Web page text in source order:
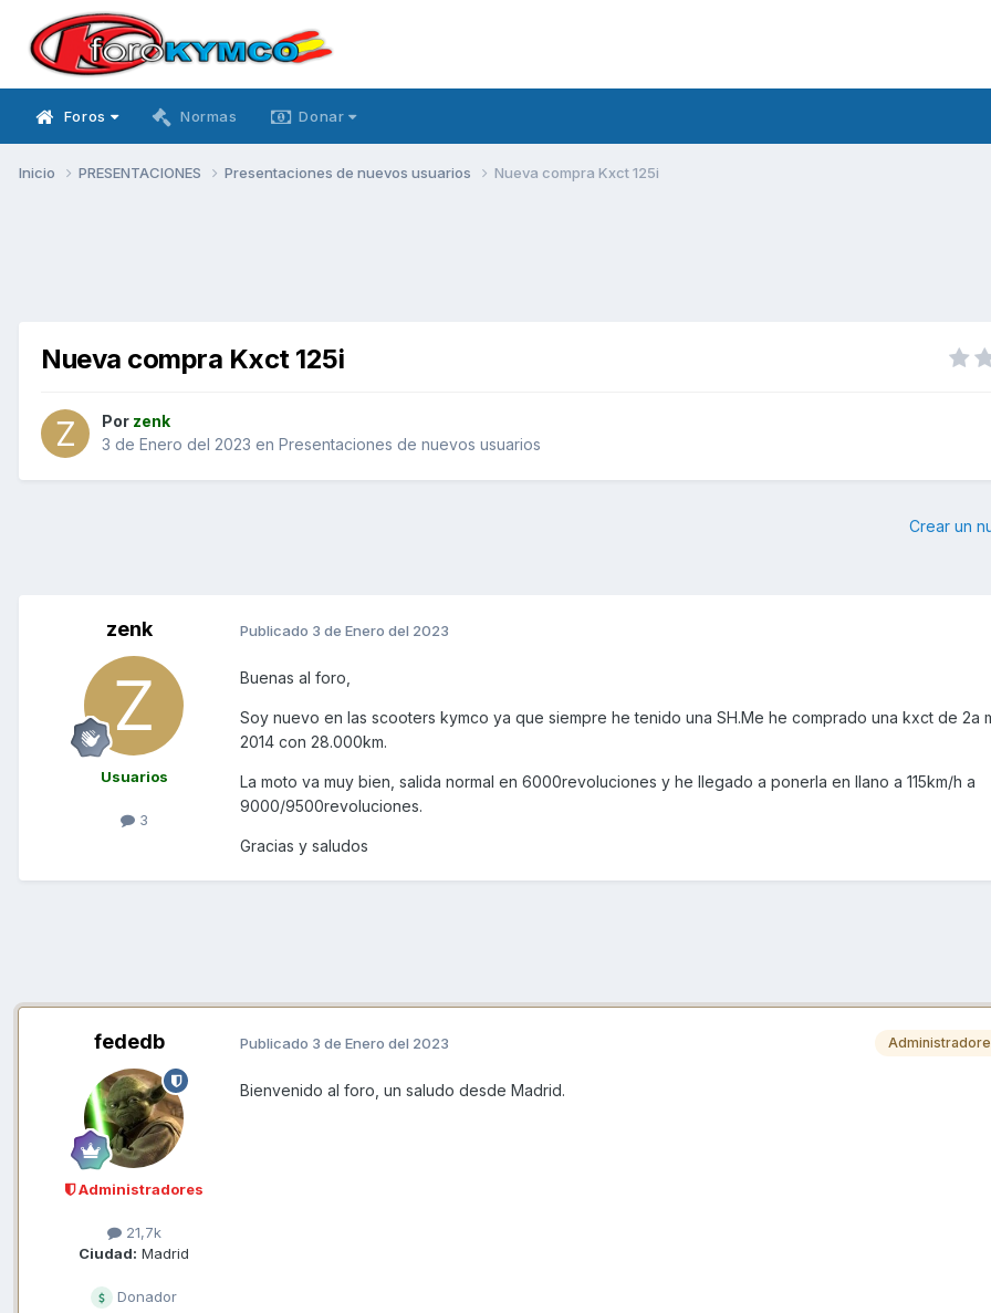
Foros Normas Donar
Inicio PRESENTACIONES Presentaciones de nuevos usuarios Nueva compra Kxct 125i
Nueva compra Kxct 125i
Por zenk
3 de Enero del 2023 en Presentaciones de nuevos usuarios
Crear un
zenk
Usuarios
3
Publicado 3 de Enero del 2023
Buenas al foro,
Soy nuevo en las scooters kymco ya que siempre he tenido una SH.Me he comprado una kxct de 2a
2014 con 28.000km.
La moto va muy bien, salida normal en 6000revoluciones y he llegado a ponerla en llano a 115km/h a
9000/9500revoluciones.
Gracias y saludos
fededb
Administradores
21,7k
Ciudad: Madrid
Donador
Publicado 3 de Enero del 2023
Bienvenido al foro, un saludo desde Madrid.